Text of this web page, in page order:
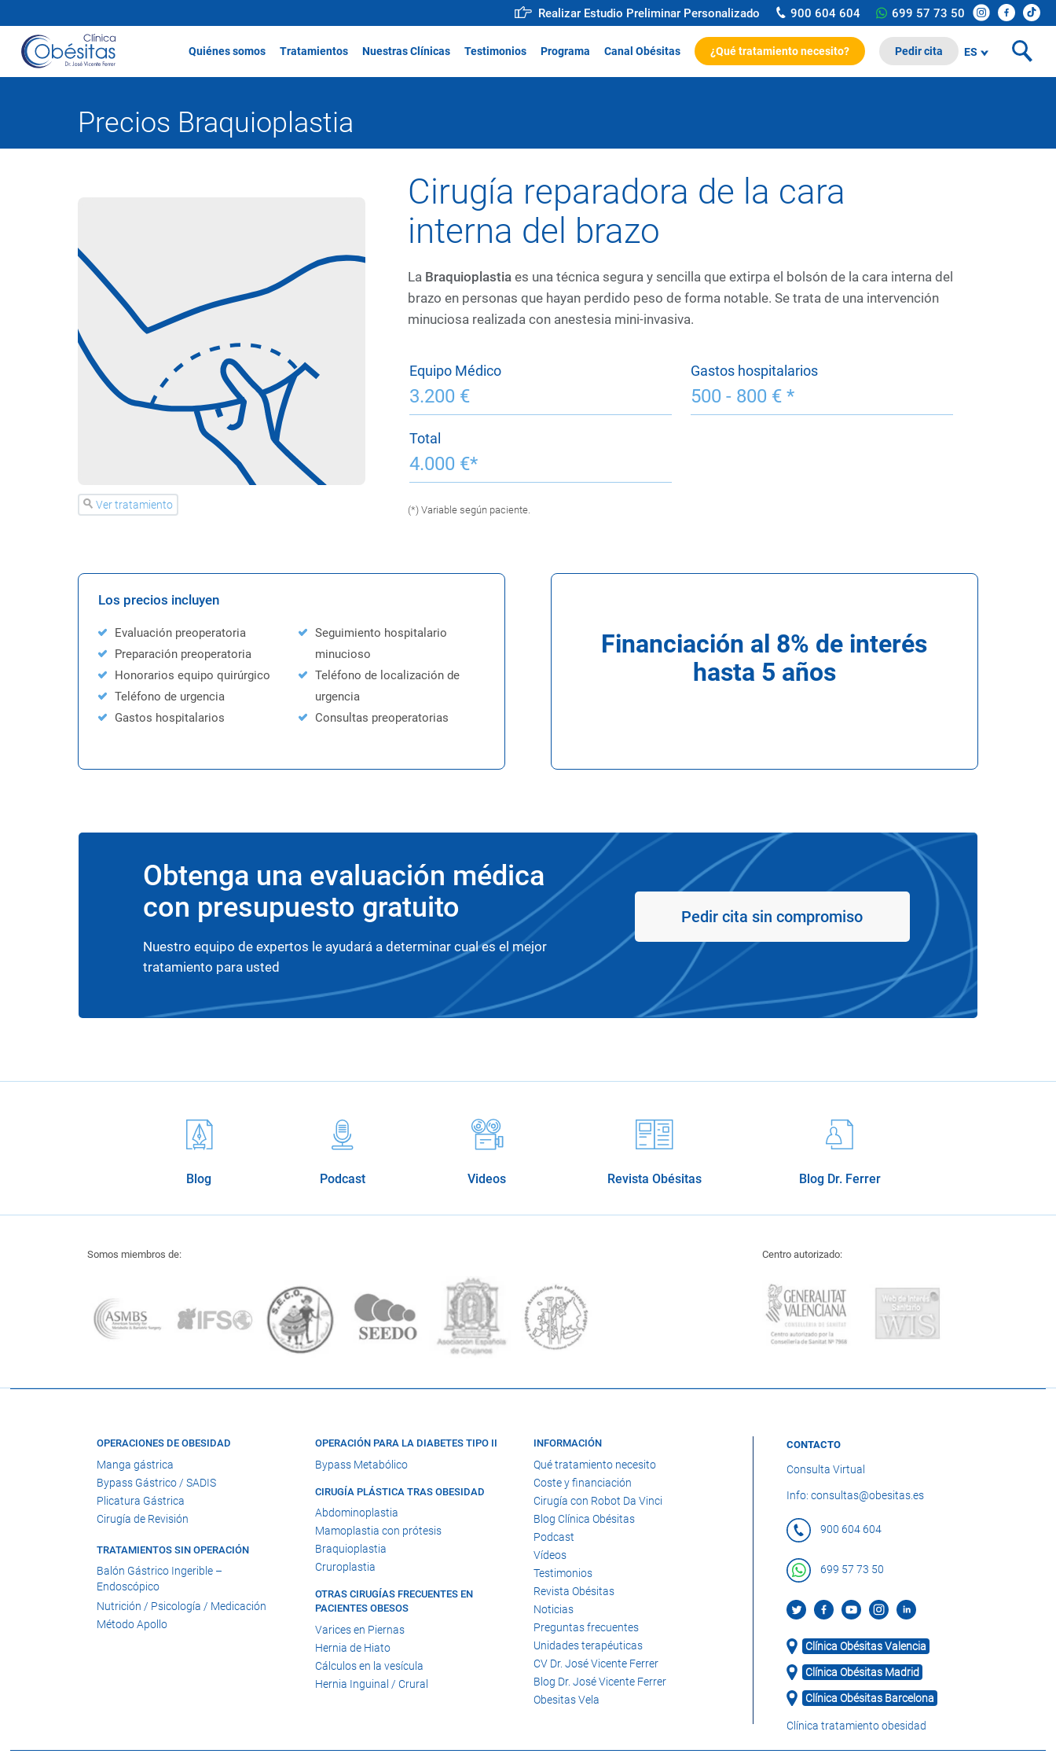
Realizar Estudio Preliminar Personalizado 900 604 604 699 57 73 50
Quiénes somos Tratamientos Nuestras Clínicas Testimonios Programa Canal Obésitas ¿Qué tratamiento necesito? Pedir cita ES
Precios Braquioplastia
Ver tratamiento
Cirugía reparadora de la cara
interna del brazo
La Braquioplastia es una técnica segura y sencilla que extirpa el bolsón de la cara interna del
brazo en personas que hayan perdido peso de forma notable. Se trata de una intervención
minuciosa realizada con anestesia mini-invasiva.
Equipo Médico
3.200 €
Gastos hospitalarios
500 - 800 € *
Total
4.000 €*
(*) Variable según paciente.
Los precios incluyen
Evaluación preoperatoria
Preparación preoperatoria
Honorarios equipo quirúrgico
Teléfono de urgencia
Gastos hospitalarios
Seguimiento hospitalario
minucioso
Teléfono de localización de
urgencia
Consultas preoperatorias
Financiación al 8% de interés
hasta 5 años
Obtenga una evaluación médica
con presupuesto gratuito
Nuestro equipo de expertos le ayudará a determinar cual es el mejor
tratamiento para usted
Pedir cita sin compromiso
Blog Podcast Videos Revista Obésitas Blog Dr. Ferrer
Somos miembros de: Centro autorizado:
OPERACIONES DE OBESIDAD
Manga gástrica
Bypass Gástrico / SADIS
Plicatura Gástrica
Cirugía de Revisión
TRATAMIENTOS SIN OPERACIÓN
Balón Gástrico Ingerible –
Endoscópico
Nutrición / Psicología / Medicación
Método Apollo
OPERACIÓN PARA LA DIABETES TIPO II
Bypass Metabólico
CIRUGÍA PLÁSTICA TRAS OBESIDAD
Abdominoplastia
Mamoplastia con prótesis
Braquioplastia
Cruroplastia
OTRAS CIRUGÍAS FRECUENTES EN
PACIENTES OBESOS
Varices en Piernas
Hernia de Hiato
Cálculos en la vesícula
Hernia Inguinal / Crural
INFORMACIÓN
Qué tratamiento necesito
Coste y financiación
Cirugía con Robot Da Vinci
Blog Clínica Obésitas
Podcast
Vídeos
Testimonios
Revista Obésitas
Noticias
Preguntas frecuentes
Unidades terapéuticas
CV Dr. José Vicente Ferrer
Blog Dr. José Vicente Ferrer
Obesitas Vela
CONTACTO
Consulta Virtual
Info: consultas@obesitas.es
900 604 604
699 57 73 50
Clínica Obésitas Valencia
Clínica Obésitas Madrid
Clínica Obésitas Barcelona
Clínica tratamiento obesidad